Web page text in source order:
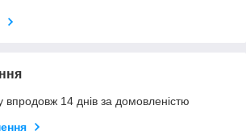
впродовж 14 днів за домовленістю